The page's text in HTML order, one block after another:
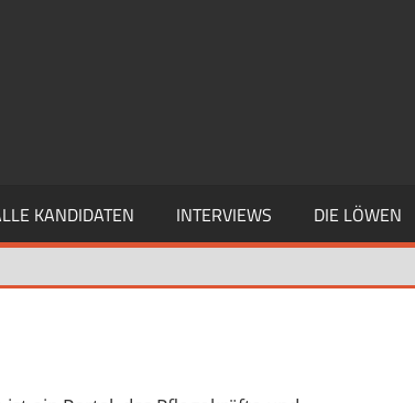
KANDIDATEN INTERVIEWS DIE LÖWEN